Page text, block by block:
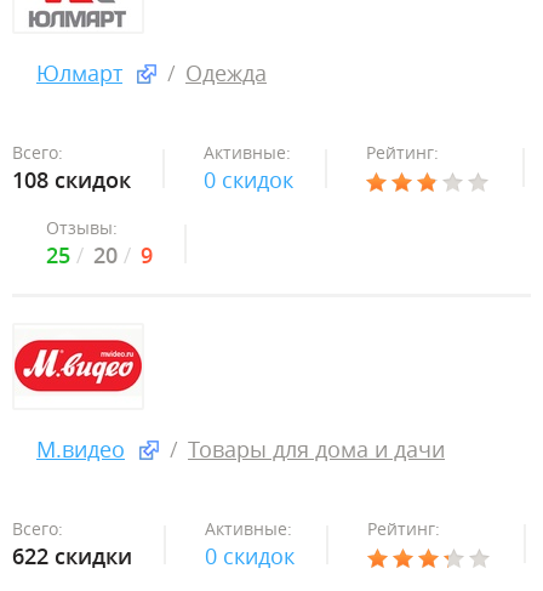
Юлмарт Одежда
Всего:
108 скидок
Активные:
0 скидок
Рейтинг:
Отзывы:
25 20 9
М.видео Товары для дома и дачи
Всего:
622 скидки
Активные:
0 скидок
Рейтинг: